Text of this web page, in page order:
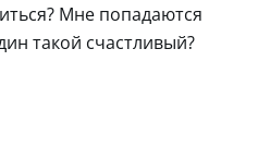
Мне попадаются
такой счастливый?